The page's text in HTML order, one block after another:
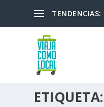
TENDENCIAS:
ETIQUETA: